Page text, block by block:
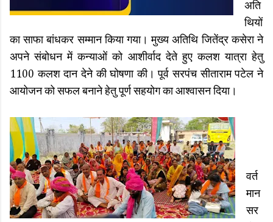
अति
थियों
का साफा बांधकर सम्मान किया गया। मुख्य अतिथि जितेंद्र कसेरा ने
अपने संबोधन में कन्याओं को आशीर्वाद देते हुए कलश यात्रा हेतु
1100 कलश दान देने की घोषणा की। पूर्व सरपंच सीताराम पटेल ने
आयोजन को सफल बनाने हेतु पूर्ण सहयोग का आश्वासन दिया।
वर्त
मान
सर